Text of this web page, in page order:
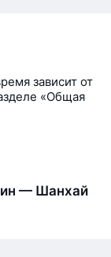
зависит от
«Общая
— Шанхай